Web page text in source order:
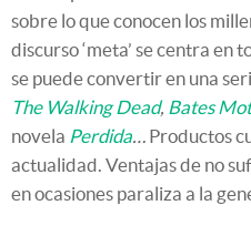
sobre lo que conocen los
discurso ‘meta’ se centra en
se puede convertir en una
The Walking Dead, Bates
novela Perdida
Productos
actualidad. Ventajas de no
en ocasiones paraliza a la